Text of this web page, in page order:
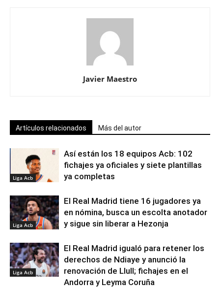
Javier Maestro
Artículos relacionados Más del autor
Liga Acb
Así están los 18 equipos Acb: 102
fichajes ya oficiales y siete plantillas
ya completas
Liga Acb
El Real Madrid tiene 16 jugadores ya
en nómina, busca un escolta anotador
y sigue sin liberar a Hezonja
Liga Acb
El Real Madrid igualó para retener los
derechos de Ndiaye y anunció la
renovación de Llull; fichajes en el
Andorra y Leyma Coruña